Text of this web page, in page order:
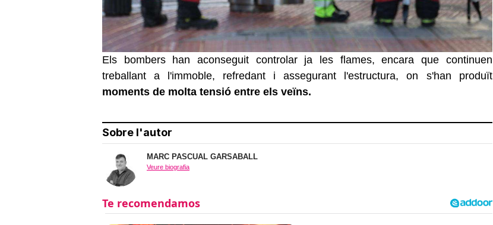
Els bombers han aconseguit controlar ja les flames, encara que continuen
treballant a l'immoble, refredant i assegurant l'estructura, on s'han produït
moments de molta tensió entre els veïns.
Sobre l'autor
MARC PASCUAL GARSABALL
Veure biografia